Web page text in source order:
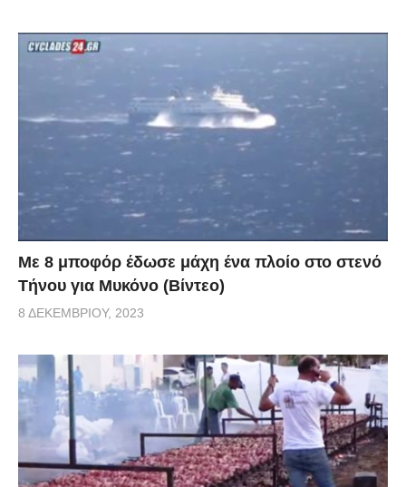
Με 8 μποφόρ έδωσε μάχη ένα πλοίο στο στενό
Τήνου για Μυκόνο (Βίντεο)
8 ΔΕΚΕΜΒΡΊΟΥ, 2023